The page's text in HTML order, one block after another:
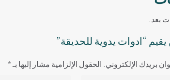
بعد.
“ادوات يدوية للحديقة”
بريدك الإلكتروني. الحقول الإلزامية مشار إليها بـ*